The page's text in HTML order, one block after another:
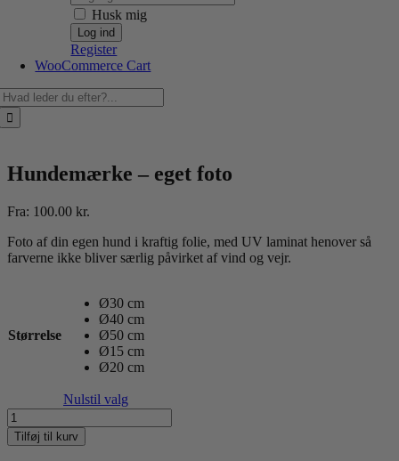
Husk mig
Register
WooCommerce Cart
Hundemærke – eget foto
Fra: 100.00 kr.
Foto af din egen hund i kraftig folie, med UV laminat henover så
farverne ikke bliver særlig påvirket af vind og vejr.
Størrelse
Ø30 cm
Ø40 cm
Ø50 cm
Ø15 cm
Ø20 cm
Nulstil valg
Hundemærke
-
eget
Tilføj til kurv